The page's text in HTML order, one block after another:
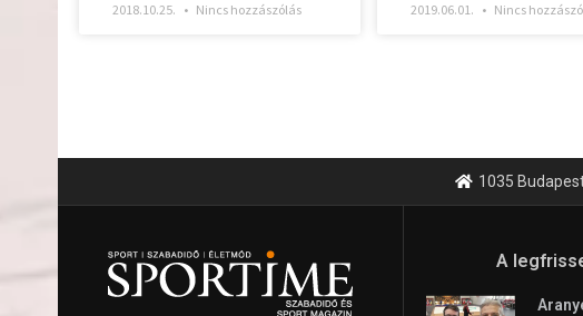
2018.10.25. Nincs hozzászólás 2019.06.01. Nincs
1035
A